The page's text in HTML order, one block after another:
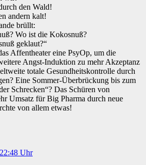
den Wald!
andern kalt!
brüllt:
Wo ist die Kokosnuß?
geklaut?“
Affentheater eine PsyOp, um die
Angst-Induktion zu mehr Akzeptanz
totale Gesundheitskontrolle durch
Eine Sommer-Überbrückung bis zum
Schrecken“? Das Schüren von
Umsatz für Big Pharma durch neue
von allem etwas!
Uhr